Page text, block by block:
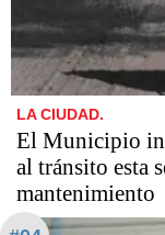
LA CIUDAD.
El Municipio
al tránsito esta
mantenimiento